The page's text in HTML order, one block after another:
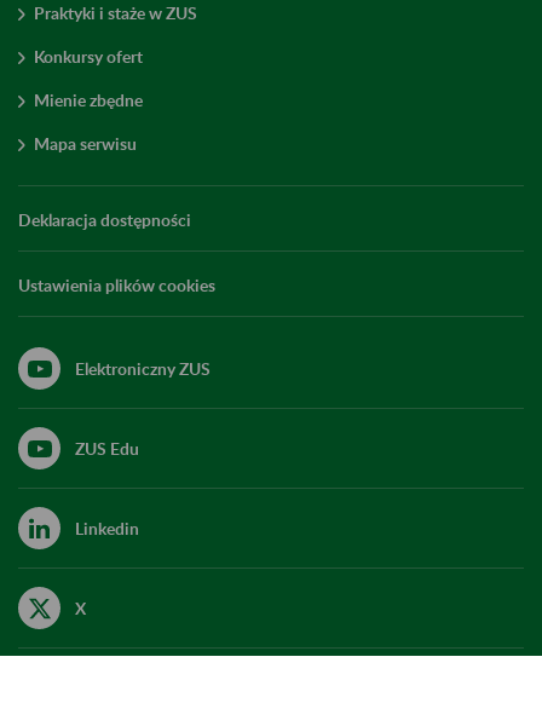
Praktyki i staże w ZUS
Konkursy ofert
Mienie zbędne
Mapa serwisu
Deklaracja dostępności
Ustawienia plików cookies
Elektroniczny ZUS
ZUS Edu
Linkedin
X